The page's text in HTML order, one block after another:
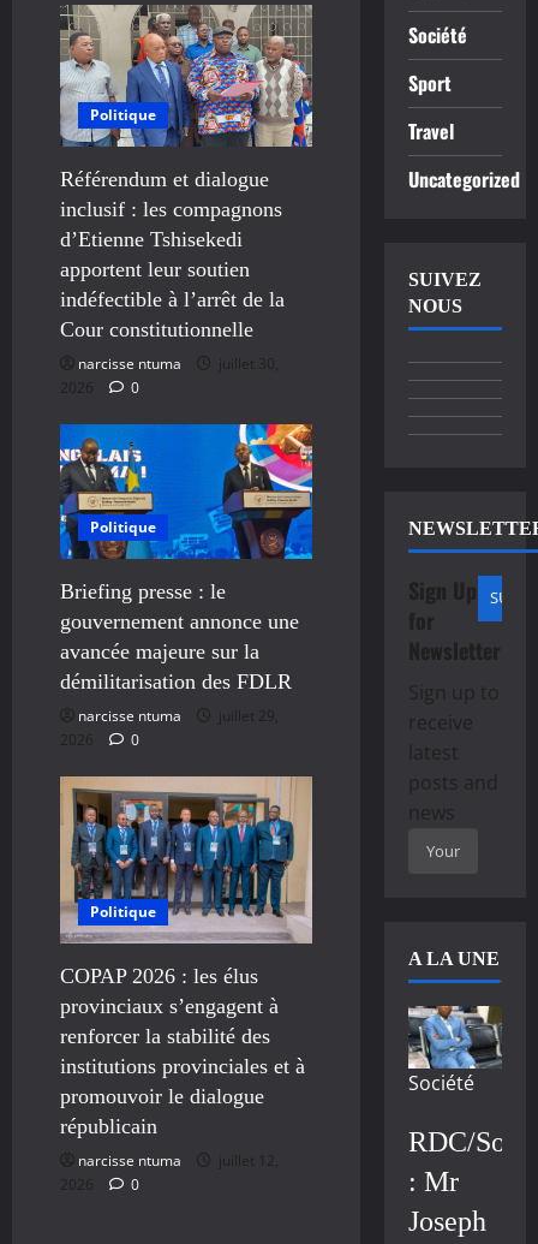
Politique
Référendum et dialogue
inclusif : les compagnons
d’Etienne Tshisekedi
apportent leur soutien
indéfectible à l’arrêt de la
Cour constitutionnelle
narcisse ntuma
juillet 30,
2026
0
Politique
Briefing presse : le
gouvernement annonce une
avancée majeure sur la
démilitarisation des FDLR
narcisse ntuma
juillet 29,
2026
0
Politique
COPAP 2026 : les élus
provinciaux s’engagent à
renforcer la stabilité des
institutions provinciales et à
promouvoir le dialogue
républicain
narcisse ntuma
juillet 12,
2026
0
Société
Sport
Travel
Uncategorized
SUIVEZ
NOUS
Sign Up
for
Newsletter
Sign up to
receive
latest
posts and
news
A LA UNE
Société
RDC/
: Mr
Joseph